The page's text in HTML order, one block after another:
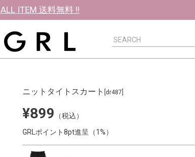
ALL ITEM 送料無料 !!
ニットタイトスカート [dr487]
¥899
（税込）
GRLポイント8pt進呈（1%）